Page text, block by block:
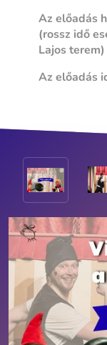
Az előadás
(rossz idő
Lajos terem)
Az előadás